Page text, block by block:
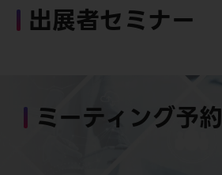
出展者セミナー
ミーティング予約